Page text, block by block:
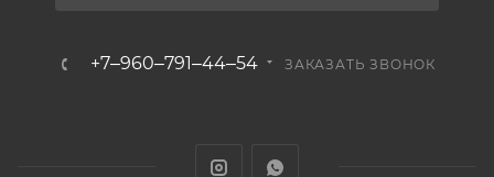
+7‒960‒791‒44‒54 ЗАКАЗАТЬ ЗВОНОК